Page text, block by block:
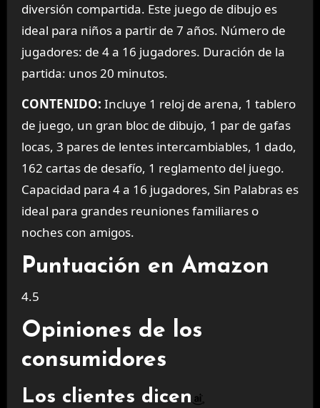
diversión compartida. Este juego de dibujo es
ideal para niños a partir de 7 años. Número de
jugadores: de 4 a 16 jugadores. Duración de la
partida: unos 20 minutos.
CONTENIDO: Incluye 1 reloj de arena, 1 tablero
de juego, un gran bloc de dibujo, 1 par de gafas
locas, 3 pares de lentes intercambiables, 1 dado,
162 cartas de desafío, 1 reglamento del juego.
Capacidad para 4 a 16 jugadores, Sin Palabras es
ideal para grandes reuniones familiares o
noches con amigos.
Puntuación en Amazon
4.5
Opiniones de los
consumidores
Los clientes dicen